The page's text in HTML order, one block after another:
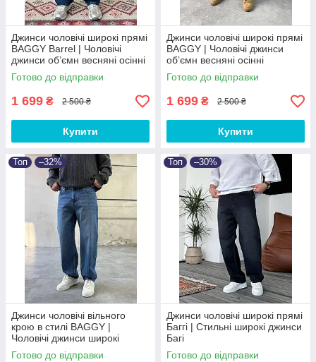
Джинси чоловічі широкі прямі
BAGGY Barrel | Чоловічі
джинси обʼємн весняні осінні
Baggy
Готово до відправки
1 699 ₴ 2 500 ₴
Купити
Джинси чоловічі широкі прямі
BAGGY | Чоловічі джинси
обʼємн весняні осінні
Туреччина
Готово до відправки
1 699 ₴ 2 500 ₴
Купити
Топ –32%
Джинси чоловічі вільного
крою в стилі BAGGY |
Чоловічі джинси широкі
весняні осінні Баггі
Готово до відправки
Топ –30%
Джинси чоловічі широкі прямі
Баггі | Стильні широкі джинси
Багі
Готово до відправки